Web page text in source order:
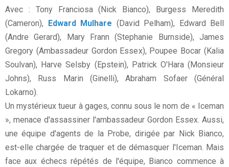
Avec : Tony Franciosa (Nick Bianco), Burgess Meredith
(Cameron),
Edward Mulhare (David Pelham), Edward Bell
(Andre Gerard), Mary Frann (Stephanie Burnside), James
Gregory (Ambassadeur Gordon Essex), Poupee Bocar (Kalia
Soulvan), Harve Selsby (Epstein), Patrick O'Hara (Monsieur
Johns), Russ Marin (Ginelli), Abraham Sofaer (Général
Lokarno).
Un mystérieux tueur à gages, connu sous le nom de « Iceman
», menace d'assassiner l'ambassadeur Gordon Essex. Aussi,
une équipe d'agents de la Probe, dirigée par Nick Bianco,
est-elle chargée de traquer et de démasquer l'Iceman. Mais
face aux échecs répétés de l'équipe, Bianco commence à